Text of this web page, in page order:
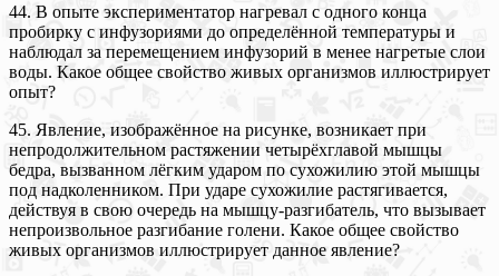
44. В опыте экспериментатор нагревал с одного конца
пробирку с инфузориями до определённой температуры и
наблюдал за перемещением инфузорий в менее нагретые слои
воды. Какое общее свойство живых организмов иллюстрирует
опыт?
45. Явление, изображённое на рисунке, возникает при
непродолжительном растяжении четырёхглавой мышцы
бедра, вызванном лёгким ударом по сухожилию этой мышцы
под надколенником. При ударе сухожилие растягивается,
действуя в свою очередь на мышцу-разгибатель, что вызывает
непроизвольное разгибание голени. Какое общее свойство
живых организмов иллюстрирует данное явление?